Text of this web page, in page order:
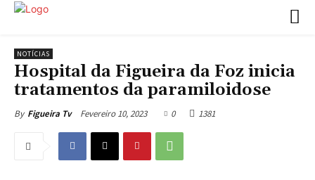
NOTÍCIAS
Hospital da Figueira da Foz inicia
tratamentos da paramiloidose
By Figueira Tv Fevereiro 10, 2023 0 1381